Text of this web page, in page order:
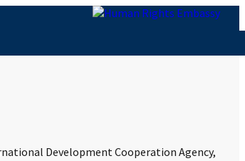
Development Cooperation Agency,